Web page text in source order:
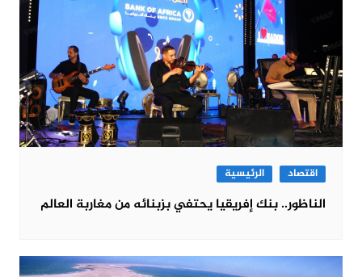
اقتصاد الرئيسية
الناظور.. بنك إفريقيا يحتفي بزبنائه من مغاربة العالم